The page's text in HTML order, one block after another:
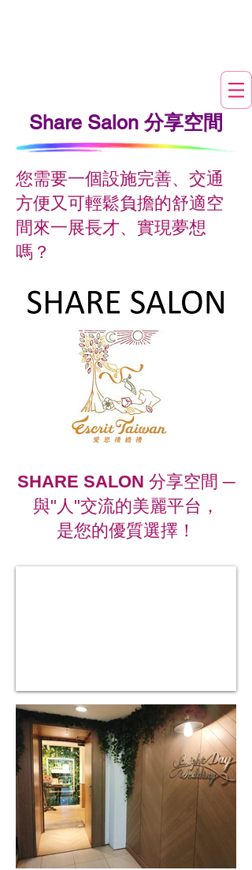
​Share Salon 分享空間
您需要一個設施完善、交通
方便又可輕鬆負擔的舒適空
間來一展長才、實現夢想
嗎？
SHARE SALON 分享空間 ─
與"人"交流的美麗平台，
是您的優質選擇！